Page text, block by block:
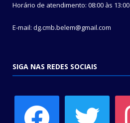
Horário de atendimento: 08:00 às 13:00
E-mail: dg.cmb.belem@gmail.com
SIGA NAS REDES SOCIAIS